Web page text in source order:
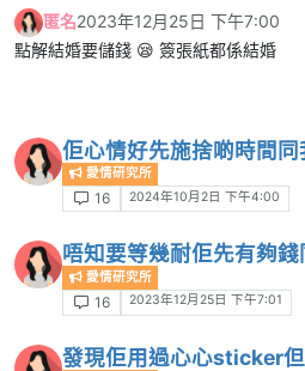
匿名2023年12月25日 下午7:00
點解結婚要儲錢 😪 簽張紙都係結婚
佢心情好先施捨啲時間同
愛情研究所
16 2024年10月2日 下午4:00
唔知要等幾耐佢先有夠
愛情研究所
16 2023年12月25日 下午7:01
發現佢用過心心sticker